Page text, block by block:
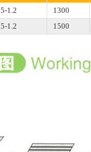
1.2 1300
1.2 1500